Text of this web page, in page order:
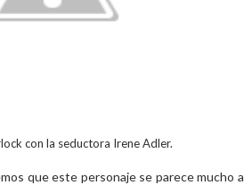
con la seductora Irene Adler.
que este personaje se parece mucho a